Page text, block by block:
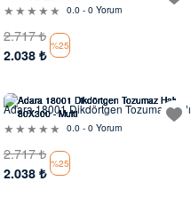
0.0 - 0 Yorum
2.717₺
2.038 ₺
%25
Adara 18001 Dikdörtgen Tozumaz Halı
0.0 - 0 Yorum
2.717₺
2.038 ₺
%25